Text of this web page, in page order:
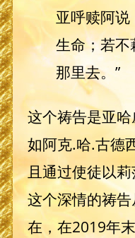
亚呼赎阿说
生命；若不
那里去。”
这个祷告是亚
如阿克.哈.古德
且通过使徒以
这个深情的祷
在，在2019年